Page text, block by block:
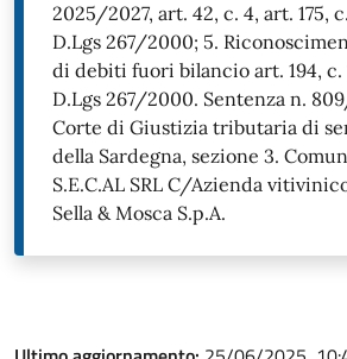
2025/2027, art. 42, c. 4, art. 175,
D.Lgs 267/2000; 5.
di debiti fuori bilancio art. 194, c.
D.Lgs 267/2000. Sentenza n.
Corte di Giustizia tributaria di
della Sardegna, sezione 3.
S.E.C.AL SRL C/Azienda
Sella & Mosca S.p.A.